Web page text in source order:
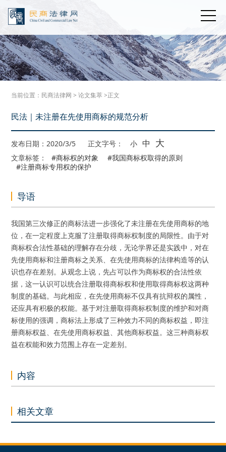
当前位置： 民商法律网 >论文集萃>正文
民法｜未注册在先使用商标的规范分析
发布日期：2020/3/5 正文字号： 小 中 大
文章标签： #商标权的对象
#我国商标权取得的原则
#注册商标专用权的保护
导语
我国第三次修正的商标法进一步强化了未注册在先使用商标的地
位，在一定程度上克服了注册取得商标权制度的局限性。由于对
商标权合法性基础的理解存在分歧，无论学界还是实践中，对在
先使用商标和注册商标之关系、在先使用商标的法律构造等的认
识也存在差别。从观念上说，先占可以作为商标权的合法性依
据，这一认识可以统合注册取得商标权和使用取得商标权这两种
制度的基础。与此相应，在先使用商标不仅具有抗辩权的属性，
还应具有积极的权能。基于对注册取得商标权制度的维护和对商
标使用的强调，商标法上形成了三种效力不同的商标权益，即注
册商标权益、在先使用商标权益、其他商标权益。这三种商标权
益在权能和效力范围上存在一定差别。
内容
相关文章